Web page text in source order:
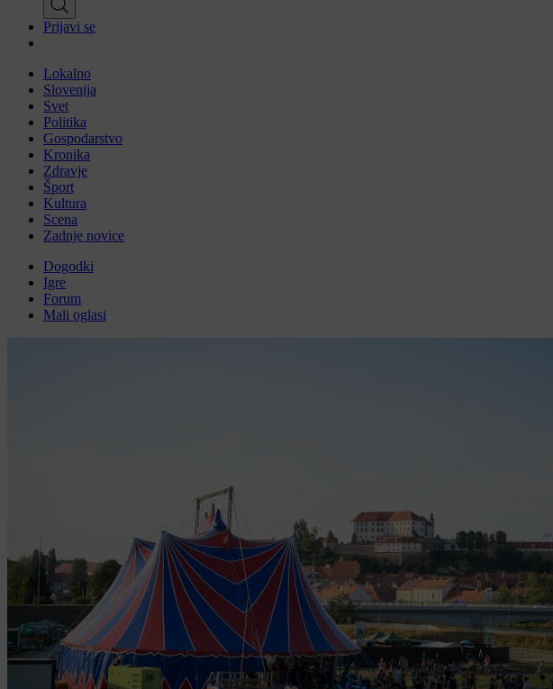
Prijavi se
Lokalno
Slovenija
Svet
Politika
Gospodarstvo
Kronika
Zdravje
Šport
Kultura
Scena
Zadnje novice
Dogodki
Igre
Forum
Mali oglasi